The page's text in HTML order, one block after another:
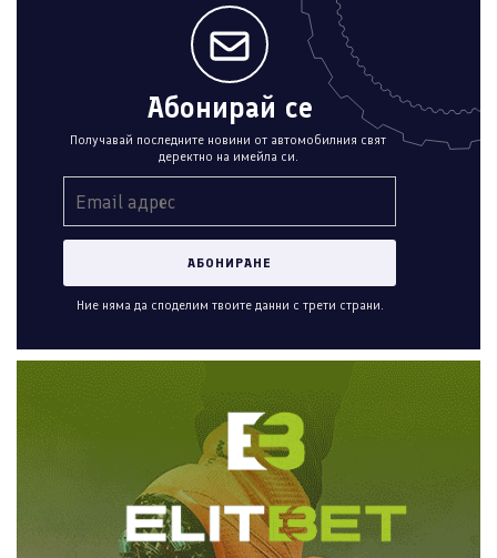
Абонирай се
Получавай последните новини от автомобилния свят
деректно на имейла си.
Ние няма да споделим твоите данни с трети страни.